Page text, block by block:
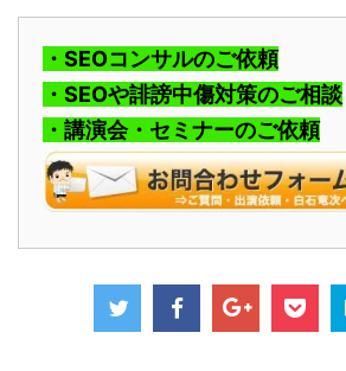
・SEOコンサルのご依頼
・SEOや誹謗中傷対策のご相談
・講演会・セミナーのご依頼